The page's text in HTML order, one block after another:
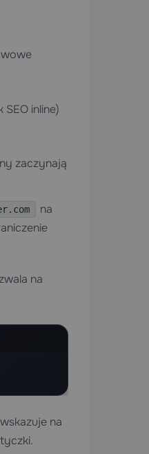
inline)
zaczynają
na
na
na